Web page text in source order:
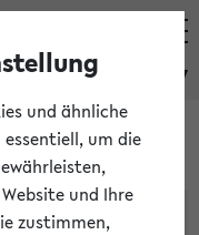
eKVV
und ähnliche
essentiell, um die
und Ihre
zustimmen,